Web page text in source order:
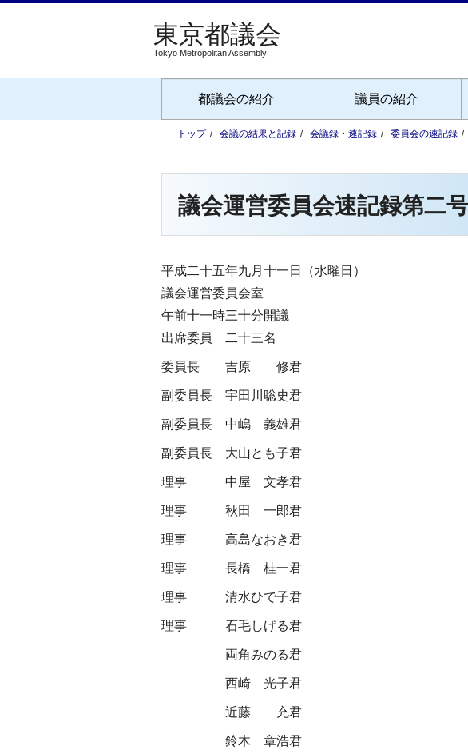
Tokyo Metropolitan Assembly
都議会の紹介 議員の紹介
トップ 会議の結果と記録 会議録・速記録 委員会の速記録
議会運営委員会速記録第二号
平成二十五年九月十一日（水曜日）
議会運営委員会室
午前十一時三十分開議
出席委員 二十三名
委員長 吉原 修君
副委員長 宇田川聡史君
副委員長 中嶋 義雄君
副委員長 大山とも子君
理事 中屋 文孝君
理事 秋田 一郎君
理事 高島なおき君
理事 長橋 桂一君
理事 清水ひで子君
理事 石毛しげる君
両角みのる君
西崎 光子君
近藤 充君
鈴木 章浩君